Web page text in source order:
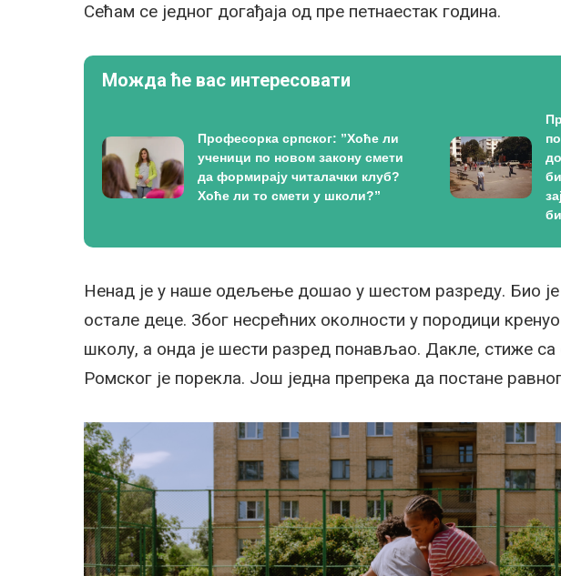
Сећам се једног догађаја од пре петнаестак година.
Можда ће вас интересовати
Професорка српског: ”Хоће ли
ученици по новом закону смети
да формирају читалачки клуб?
Хоће ли то смети у школи?”
Ненад је у наше одељење дошао у шестом разреду. Био је
остале деце. Због несрећних околности у породици кренуо
школу, а онда је шести разред понављао. Дакле, стиже
Ромског је порекла. Још једна препрека да постане